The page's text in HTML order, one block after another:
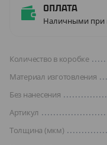
Оплата
Наличными при
Количество в коробке
Материал изготовления
Без нанесения
Артикул
Толщина (мкм)